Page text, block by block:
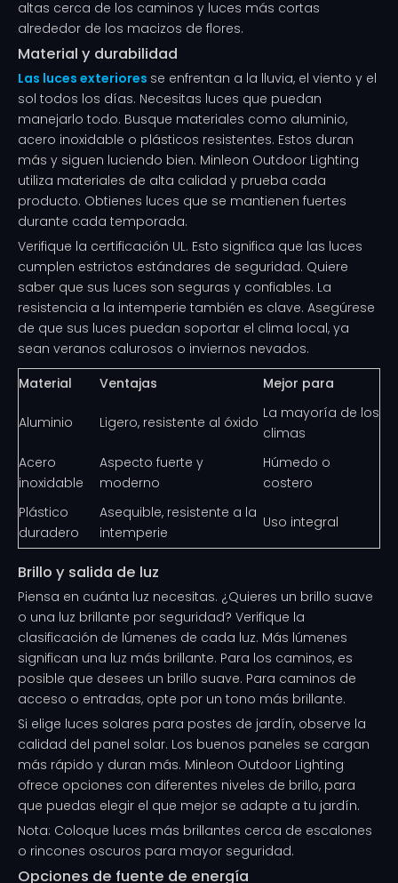
altas cerca de los caminos y luces más cortas
alrededor de los macizos de flores.
Material y durabilidad
Las luces exteriores se enfrentan a la lluvia, el viento y el
sol todos los días. Necesitas luces que puedan
manejarlo todo. Busque materiales como aluminio,
acero inoxidable o plásticos resistentes. Estos duran
más y siguen luciendo bien. Minleon Outdoor Lighting
utiliza materiales de alta calidad y prueba cada
producto. Obtienes luces que se mantienen fuertes
durante cada temporada.
Verifique la certificación UL. Esto significa que las luces
cumplen estrictos estándares de seguridad. Quiere
saber que sus luces son seguras y confiables. La
resistencia a la intemperie también es clave. Asegúrese
de que sus luces puedan soportar el clima local, ya
sean veranos calurosos o inviernos nevados.
Material
Ventajas Mejor para
Aluminio Ligero, resistente al óxido
La mayoría de los
climas
Acero
inoxidable
Aspecto fuerte y
moderno
Húmedo o
costero
Plástico
duradero
Asequible, resistente a la
intemperie
Uso integral
Brillo y salida de luz
Piensa en cuánta luz necesitas. ¿Quieres un brillo suave
o una luz brillante por seguridad? Verifique la
clasificación de lúmenes de cada luz. Más lúmenes
significan una luz más brillante. Para los caminos, es
posible que desees un brillo suave. Para caminos de
acceso o entradas, opte por un tono más brillante.
Si elige luces solares para postes de jardín, observe la
calidad del panel solar. Los buenos paneles se cargan
más rápido y duran más. Minleon Outdoor Lighting
ofrece opciones con diferentes niveles de brillo, para
que puedas elegir el que mejor se adapte a tu jardín.
Nota: Coloque luces más brillantes cerca de escalones
o rincones oscuros para mayor seguridad.
Opciones de fuente de energía